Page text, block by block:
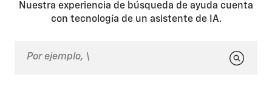
Nuestra experiencia de búsqueda de ayuda cuenta
con tecnología de un asistente de IA.